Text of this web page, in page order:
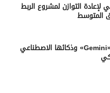
لإعادة التوازن لمشروع الربط
المتوسط
جوجل تضع تطوير «Gemini» وذكائها الاصطناعي